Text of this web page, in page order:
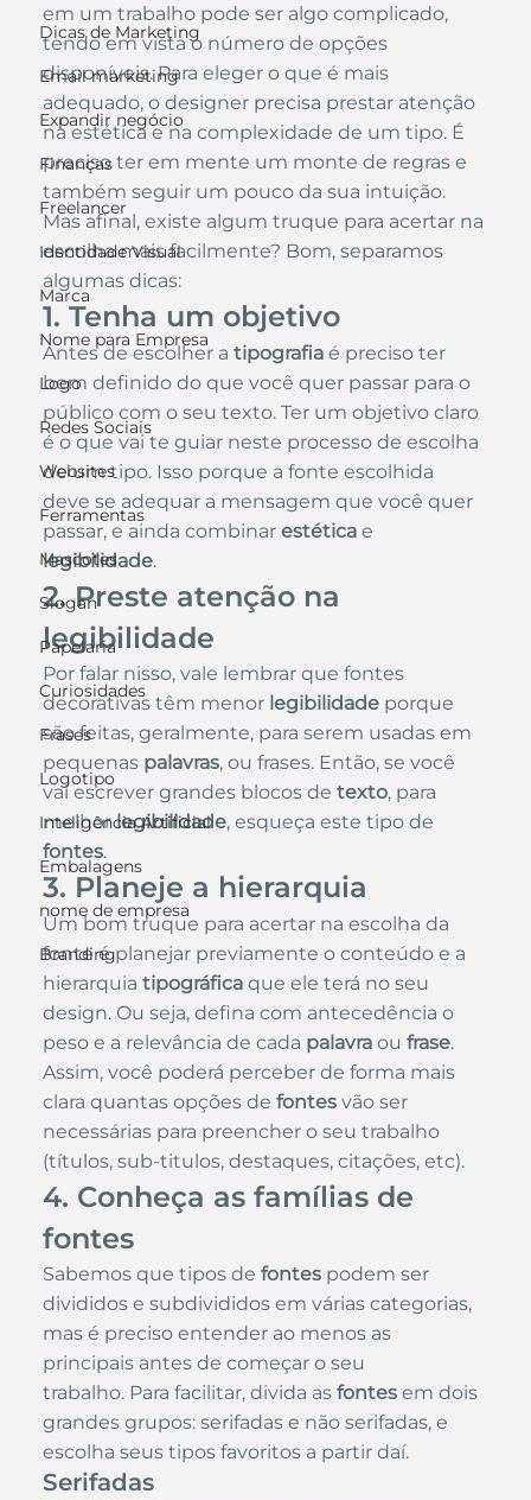
Dicas de Marketing
Email marketing
Expandir negócio
Finanças
Freelancer
Identidade Visual
Marca
Nome para Empresa
Logo
Redes Sociais
Websites
Ferramentas
Mascotes
Slogan
Papelaria
Curiosidades
Frases
Logotipo
Inteligência Artificial
Embalagens
nome de empresa
Branding
em um trabalho pode ser algo complicado,
tendo em vista o número de opções
disponíveis. Para eleger o que é mais
adequado, o designer precisa prestar atenção
na estética e na complexidade de um tipo. É
preciso ter em mente um monte de regras e
também seguir um pouco da sua intuição.
Mas afinal, existe algum truque para acertar na
escolha mais facilmente? Bom, separamos
algumas dicas:
1. Tenha um objetivo
Antes de escolher a tipografia é preciso ter
bem definido do que você quer passar para o
público com o seu texto. Ter um objetivo claro
é o que vai te guiar neste processo de escolha
de um tipo. Isso porque a fonte escolhida
deve se adequar a mensagem que você quer
passar, e ainda combinar estética e
legibilidade.
2. Preste atenção na
legibilidade
Por falar nisso, vale lembrar que fontes
decorativas têm menor legibilidade porque
são feitas, geralmente, para serem usadas em
pequenas palavras, ou frases. Então, se você
vai escrever grandes blocos de texto, para
melhor legibilidade, esqueça este tipo de
fontes.
3. Planeje a hierarquia
Um bom truque para acertar na escolha da
fonte é planejar previamente o conteúdo e a
hierarquia tipográfica que ele terá no seu
design. Ou seja, defina com antecedência o
peso e a relevância de cada palavra ou frase.
Assim, você poderá perceber de forma mais
clara quantas opções de fontes vão ser
necessárias para preencher o seu trabalho
(títulos, sub-titulos, destaques, citações, etc).
4. Conheça as famílias de
fontes
Sabemos que tipos de fontes podem ser
divididos e subdivididos em várias categorias,
mas é preciso entender ao menos as
principais antes de começar o seu
trabalho. Para facilitar, divida as fontes em dois
grandes grupos: serifadas e não serifadas, e
escolha seus tipos favoritos a partir daí.
Serifadas